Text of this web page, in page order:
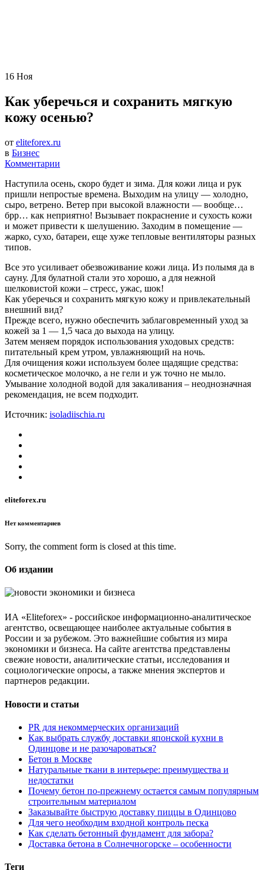
16 Ноя
Как уберечься и сохранить мягкую
кожу осенью?
от eliteforex.ru
в Бизнес
Комментарии
Наступила осень, скоро будет и зима. Для кожи лица и рук
пришли непростые времена. Выходим на улицу — холодно,
сыро, ветрено. Ветер при высокой влажности — вообще…
брр… как неприятно! Вызывает покраснение и сухость кожи
и может привести к шелушению. Заходим в помещение —
жарко, сухо, батареи, еще хуже тепловые вентиляторы разных
типов.
Все это усиливает обезвоживание кожи лица. Из полымя да в
сауну. Для булатной стали это хорошо, а для нежной
шелковистой кожи – стресс, ужас, шок!
Как уберечься и сохранить мягкую кожу и привлекательный
внешний вид?
Прежде всего, нужно обеспечить заблаговременный уход за
кожей за 1 — 1,5 часа до выхода на улицу.
Затем меняем порядок использования уходовых средств:
питательный крем утром, увлажняющий на ночь.
Для очищения кожи используем более щадящие средства:
косметическое молочко, а не гели и уж точно не мыло.
Умывание холодной водой для закаливания – неоднозначная
рекомендация, не всем подходит.
Источник: isoladiischia.ru
eliteforex.ru
Нет комментариев
Sorry, the comment form is closed at this time.
Об издании
ИА «Eliteforex» - российское информационно-аналитическое
агентство, освещающее наиболее актуальные события в
России и за рубежом. Это важнейшие события из мира
экономики и бизнеса. На сайте агентства представлены
свежие новости, аналитические статьи, исследования и
социологические опросы, а также мнения экспертов и
партнеров редакции.
Новости и статьи
PR для некоммерческих организаций
Как выбрать службу доставки японской кухни в
Одинцове и не разочароваться?
Бетон в Москве
Натуральные ткани в интерьере: преимущества и
недостатки
Почему бетон по-прежнему остается самым популярным
строительным материалом
Заказывайте быструю доставку пиццы в Одинцово
Для чего необходим входной контроль песка
Как сделать бетонный фундамент для забора?
Доставка бетона в Солнечногорске – особенности
Теги